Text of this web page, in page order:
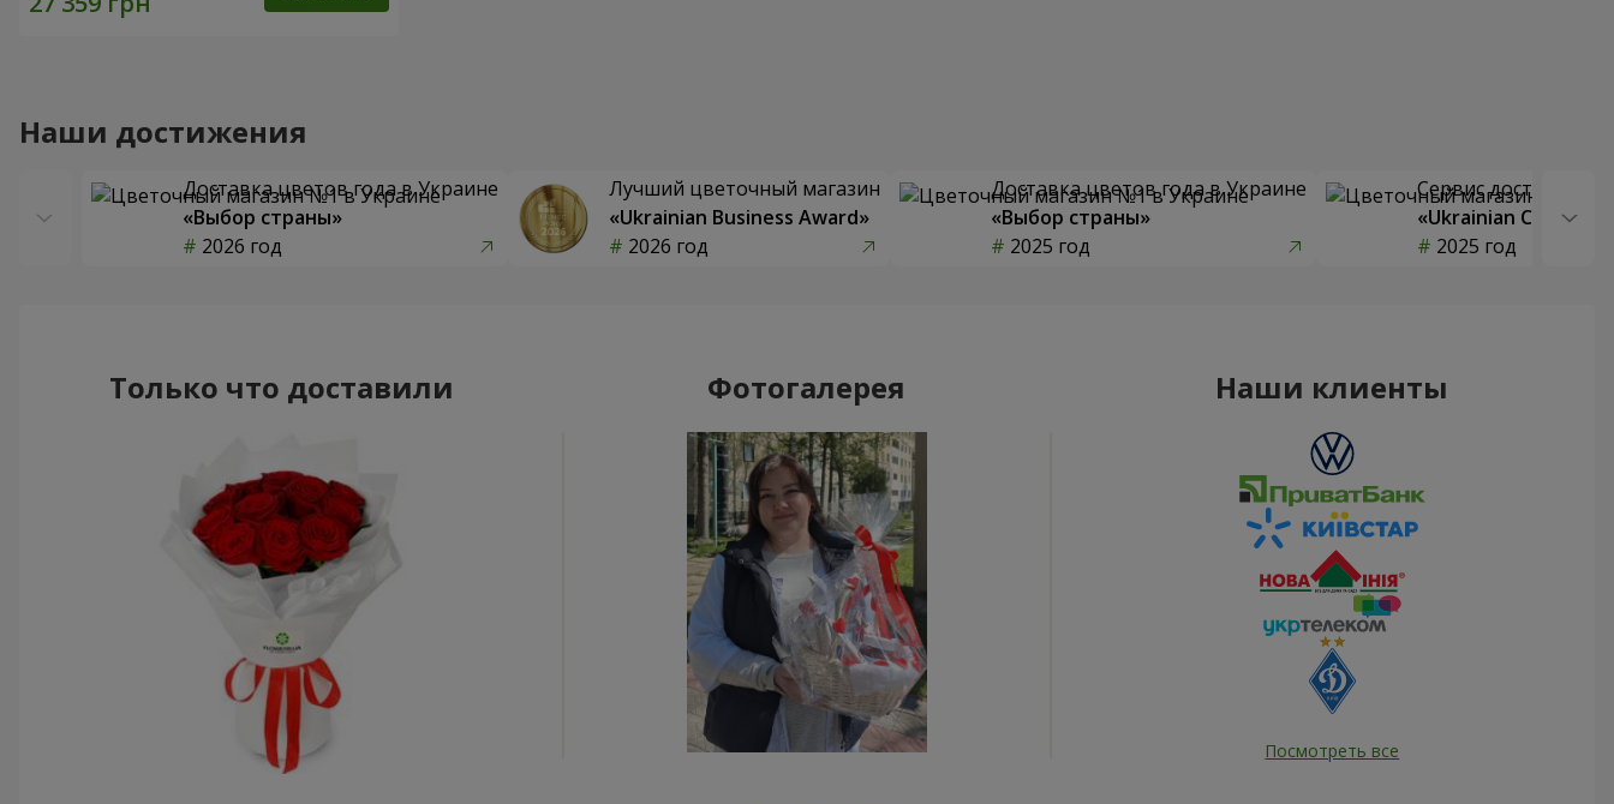
Наши достижения
Доставка цветов года в Украине
«Выбор страны»
2026 год
Лучший цветочный магазин
«Ukrainian Business Award»
2026 год
Доставка цветов года в Украине
«Выбор страны»
2025 год
Сервис доставки
«Ukrainian Choice»
2025 год
Только что доставили Фотогалерея Наши клиенты
Посмотреть все